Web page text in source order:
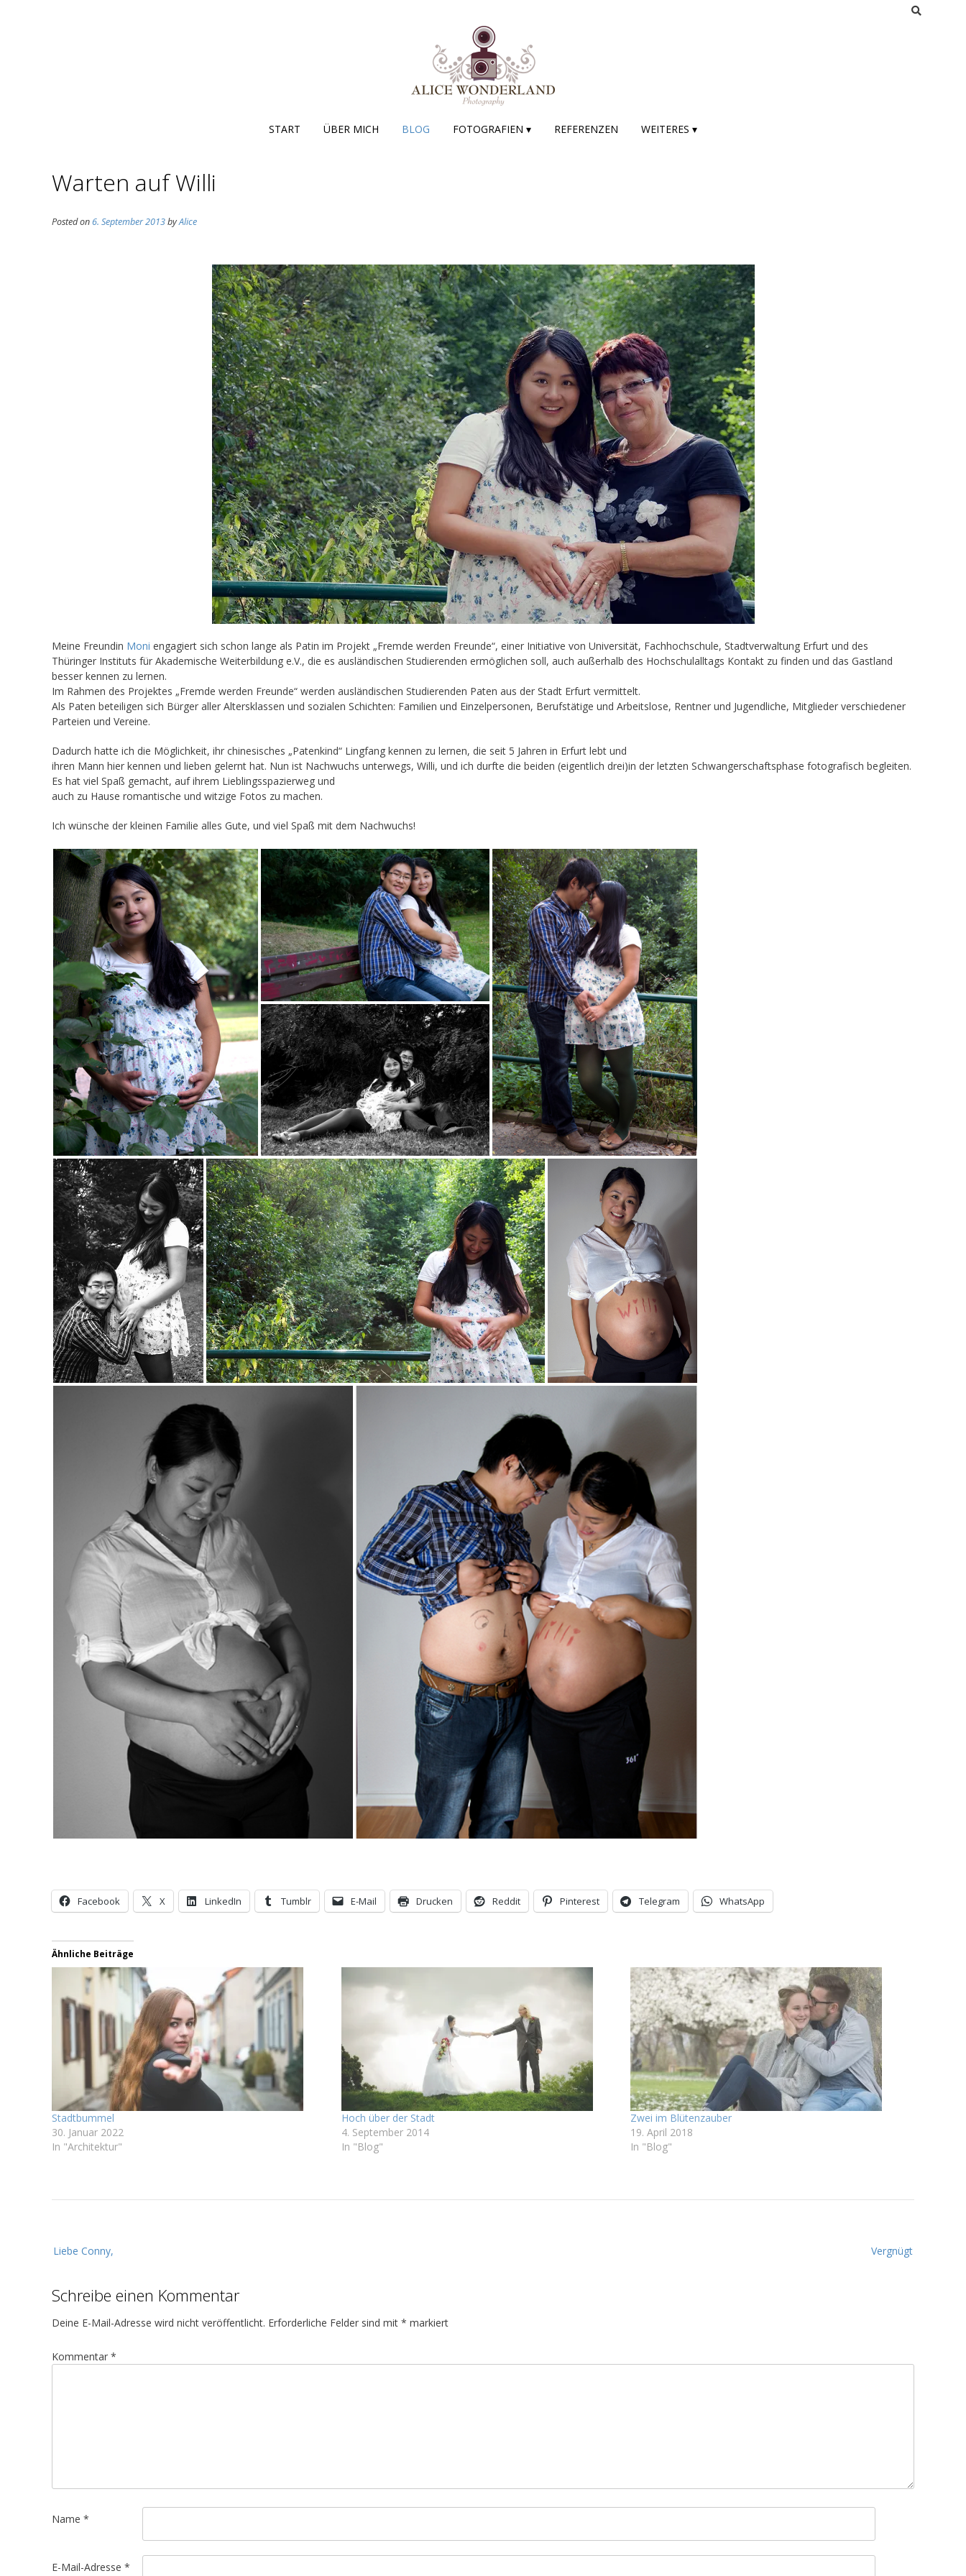
START ÜBER MICH BLOG FOTOGRAFIEN ▾ REFERENZEN WEITERES ▾
Warten auf Willi
Posted on6. September 2013byAlice
Meine Freundin Moni engagiert sich schon lange als Patin im Projekt „Fremde werden Freunde“, einer Initiative von Universität, Fachhochschule, Stadtverwaltung Erfurt und des
Thüringer Instituts für Akademische Weiterbildung e.V., die es ausländischen Studierenden ermöglichen soll, auch außerhalb des Hochschulalltags Kontakt zu finden und das Gastland
besser kennen zu lernen.
Im Rahmen des Projektes „Fremde werden Freunde“ werden ausländischen Studierenden Paten aus der Stadt Erfurt vermittelt.
Als Paten beteiligen sich Bürger aller Altersklassen und sozialen Schichten: Familien und Einzelpersonen, Berufstätige und Arbeitslose, Rentner und Jugendliche, Mitglieder verschiedener
Parteien und Vereine.
Dadurch hatte ich die Möglichkeit, ihr chinesisches „Patenkind“ Lingfang kennen zu lernen, die seit 5 Jahren in Erfurt lebt und
ihren Mann hier kennen und lieben gelernt hat. Nun ist Nachwuchs unterwegs, Willi, und ich durfte die beiden (eigentlich drei)in der letzten Schwangerschaftsphase fotografisch begleiten.
Es hat viel Spaß gemacht, auf ihrem Lieblingsspazierweg und
auch zu Hause romantische und witzige Fotos zu machen.
Ich wünsche der kleinen Familie alles Gute, und viel Spaß mit dem Nachwuchs!
Facebook X LinkedIn Tumblr E-Mail Drucken Reddit Pinterest Telegram WhatsApp
Ähnliche Beiträge
Stadtbummel
30. Januar 2022
In "Architektur"
Hoch über der Stadt
4. September 2014
In "Blog"
Zwei im Blütenzauber
19. April 2018
In "Blog"
e
t
r
g
g
t
o
Vergnügt
Liebe Conny,
Schreibe einen Kommentar
Deine E-Mail-Adresse wird nicht veröffentlicht. Erforderliche Felder sind mit * markiert
Kommentar *
Name *
E-Mail-Adresse *